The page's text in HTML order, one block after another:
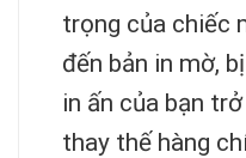
trọng của chiếc
đến bản in mờ,
in ấn của bạn
thay thế hàng